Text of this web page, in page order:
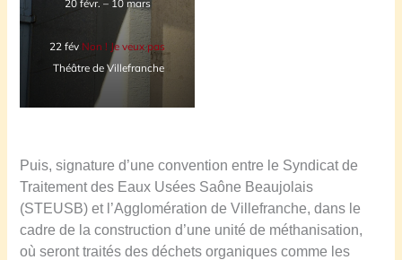
20 févr. – 10 mars
22 fév Non ! Je veux pas
Théâtre de Villefranche
Puis, signature d’une convention entre le Syndicat de
Traitement des Eaux Usées Saône Beaujolais
(STEUSB) et l’Agglomération de Villefranche, dans le
cadre de la construction d’une unité de méthanisation,
où seront traités desdéchets organiques comme les